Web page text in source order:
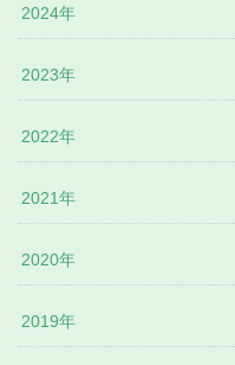
2024年
2023年
2022年
2021年
2020年
2019年